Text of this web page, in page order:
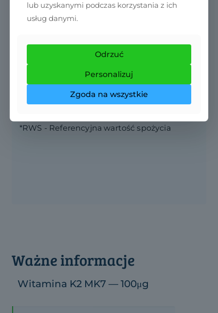
Celuloza mikrokrystaliczna (substancja
wypełniająca), żelatyna (otoczka kapsułki),
w 1 kapsułce
Witamina K2 100 μg
*RWS - Referencyjna wartość spożycia
Ważne informacje
Witamina K2 MK7 — 100μg
lub uzyskanymi podczas korzystania z ich
usług danymi.
Odrzuć
Personalizuj
Zgoda na wszystkie